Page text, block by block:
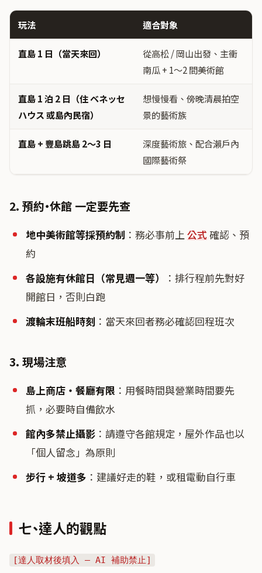
玩法 適合對象
直島 1 日（當天來回）
從高松 / 岡山出發、主衝
南瓜 + 1〜2 間美術館
直島 1 泊 2 日（住 ベネッセ
ハウス 或島內民宿）
想慢慢看、傍晚清晨拍空
景的藝術族
直島 + 豐島跳島 2〜3 日
深度藝術旅、配合瀨戶內
國際藝術祭
2. 預約・休館 一定要先查
地中美術館等採預約制 ：務必事前上公式確認、預
約
各設施有休館日（常見週一等）
：排行程前先對好
開館日，否則白跑
渡輪末班船時刻 ：當天來回者務必確認回程班次
3. 現場注意
島上商店・餐廳有限 ：用餐時間與營業時間要先
抓，必要時自備飲水
館內多禁止攝影 ：請遵守各館規定，屋外作品也以
「個人留念」為原則
步行 + 坡道多 ：建議好走的鞋，或租電動自行車
七、達人的觀點
[達人取材後填入 — AI 補助禁止]